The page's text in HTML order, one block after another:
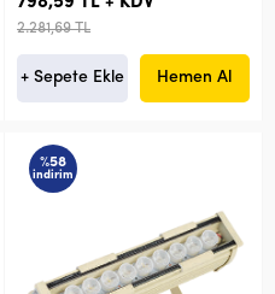
2.281,69 TL
+ Sepete Ekle Hemen Al
%58
indirim